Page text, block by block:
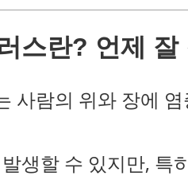
스란? 언제 잘
사람의 위와 장에
생할 수 있지만, 특